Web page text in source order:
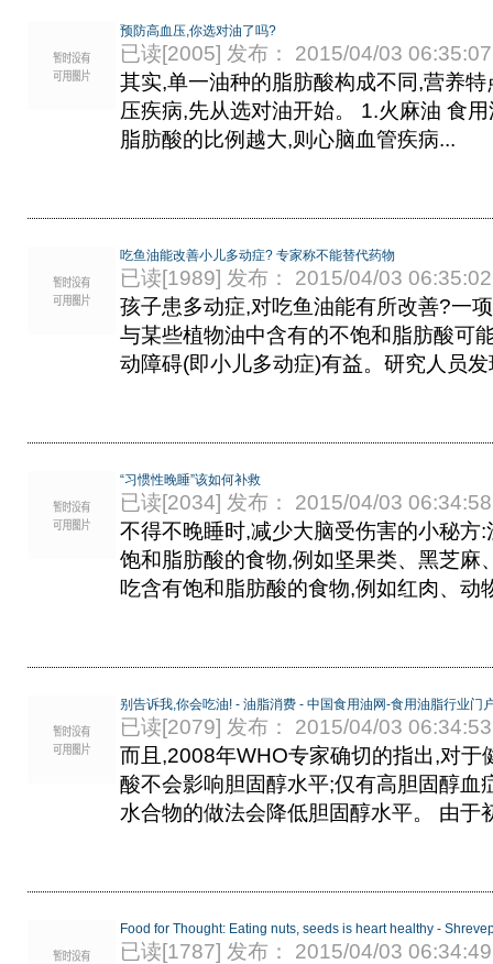
预防高血压,你选对油了吗?
已读[2005] 发布： 2015/04/03 06:35:07
其实,单一油种的脂肪酸构成不同,营养
压疾病,先从选对油开始。 1.火麻油 食
脂肪酸的比例越大,则心脑血管疾病...
吃鱼油能改善小儿多动症? 专家称不能替代药物
已读[1989] 发布： 2015/04/03 06:35:02
孩子患多动症,对吃鱼油能有所改善?一
与某些植物油中含有的不饱和脂肪酸可
动障碍(即小儿多动症)有益。研究人员发
“习惯性晚睡”该如何补救
已读[2034] 发布： 2015/04/03 06:34:58
不得不晚睡时,减少大脑受伤害的小秘方
饱和脂肪酸的食物,例如坚果类、黑芝麻
吃含有饱和脂肪酸的食物,例如红肉、动
别告诉我,你会吃油! - 油脂消费 - 中国食用油网-食用油脂行业门
已读[2079] 发布： 2015/04/03 06:34:53
而且,2008年WHO专家确切的指出,对于
酸不会影响胆固醇水平;仅有高胆固醇血
水合物的做法会降低胆固醇水平。 由于
Food for Thought: Eating nuts, seeds is heart healthy -
已读[1787] 发布： 2015/04/03 06:34:49